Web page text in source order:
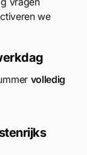
we
volledig